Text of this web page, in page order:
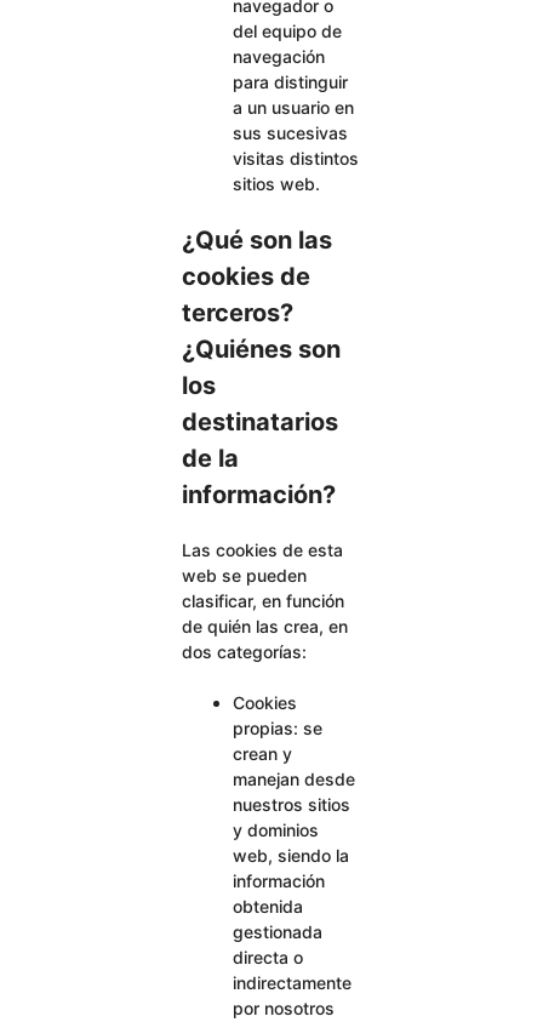
navegador o
del equipo de
navegación
para distinguir
a un usuario en
sus sucesivas
visitas distintos
sitios web.
¿Qué son las
cookies de
terceros?
¿Quiénes son
los
destinatarios
de la
información?
Las cookies de esta
web se pueden
clasificar, en función
de quién las crea, en
dos categorías:
Cookies
propias: se
crean y
manejan desde
nuestros sitios
y dominios
web, siendo la
información
obtenida
gestionada
directa o
indirectamente
por nosotros